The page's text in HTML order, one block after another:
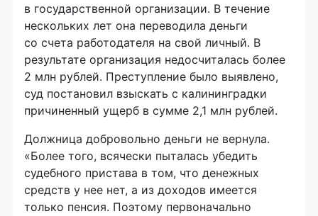
в государственной организации. В течение
нескольких лет она переводила деньги
со счета работодателя на свой личный. В
результате организация недосчиталась более
2 млн рублей. Преступление было выявлено,
суд постановил взыскать с калининградки
причиненный ущерб в сумме 2,1 млн рублей.
Должница добровольно деньги не вернула.
«Более того, всячески пыталась убедить
судебного пристава в том, что денежных
средств у нее нет, а из доходов имеется
только пенсия. Поэтому первоначально